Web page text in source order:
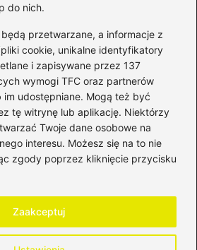
do nich.
przetwarzane, a informacje z
cookie, unikalne identyfikatory
i zapisywane przez 137
wymogi TFC oraz partnerów
im udostępniane. Mogą też być
tę witrynę lub aplikację. Niektórzy
Twoje dane osobowe na
interesu. Możesz się na to nie
zgody poprzez kliknięcie przycisku
Zaakceptuj
(59)
prywatności